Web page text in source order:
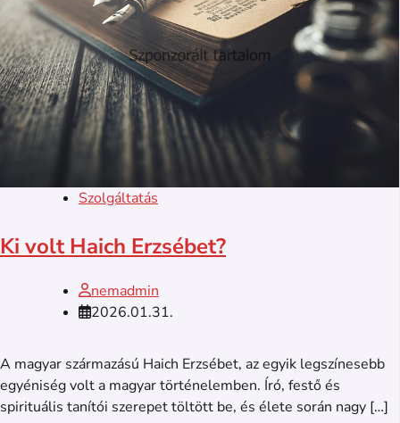
Szolgáltatás
Ki volt Haich Erzsébet?
nemadmin
2026.01.31.
A magyar származású Haich Erzsébet, az egyik legszínesebb
egyéniség volt a magyar történelemben. Író, festő és
spirituális tanítói szerepet töltött be, és élete során nagy […]